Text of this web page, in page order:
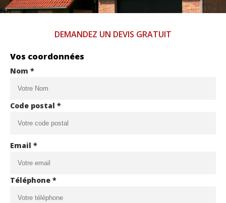
DEMANDEZ UN DEVIS GRATUIT
Vos coordonnées
Nom *
Code postal *
Email *
Téléphone *